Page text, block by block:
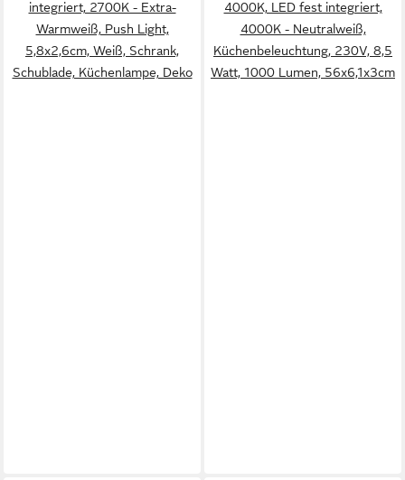
integriert, 2700K - Extra-
Warmweiß, Push Light,
5,8x2,6cm, Weiß, Schrank,
Schublade, Küchenlampe, Deko
4000K, LED fest integriert,
4000K - Neutralweiß,
Küchenbeleuchtung, 230V, 8,5
Watt, 1000 Lumen, 56x6,1x3cm